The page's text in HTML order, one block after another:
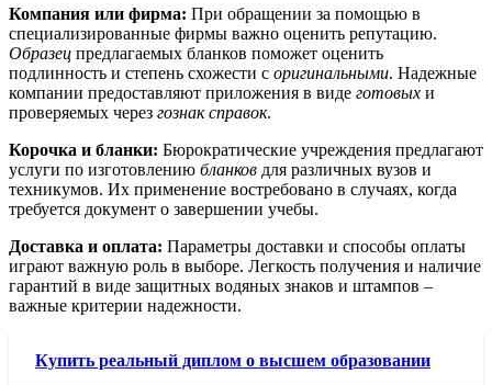
Компания или фирма: При обращении за помощью в
специализированные фирмы важно оценить репутацию.
Образец предлагаемых бланков поможет оценить
подлинность и степень схожести с оригинальными. Надежные
компании предоставляют приложения в виде готовых и
проверяемых через гознак справок.
Корочка и бланки: Бюрократические учреждения предлагают
услуги по изготовлению бланков для различных вузов и
техникумов. Их применение востребовано в случаях, когда
требуется документ о завершении учебы.
Доставка и оплата: Параметры доставки и способы оплаты
играют важную роль в выборе. Легкость получения и наличие
гарантий в виде защитных водяных знаков и штампов –
важные критерии надежности.
Купить реальный диплом о высшем образовании